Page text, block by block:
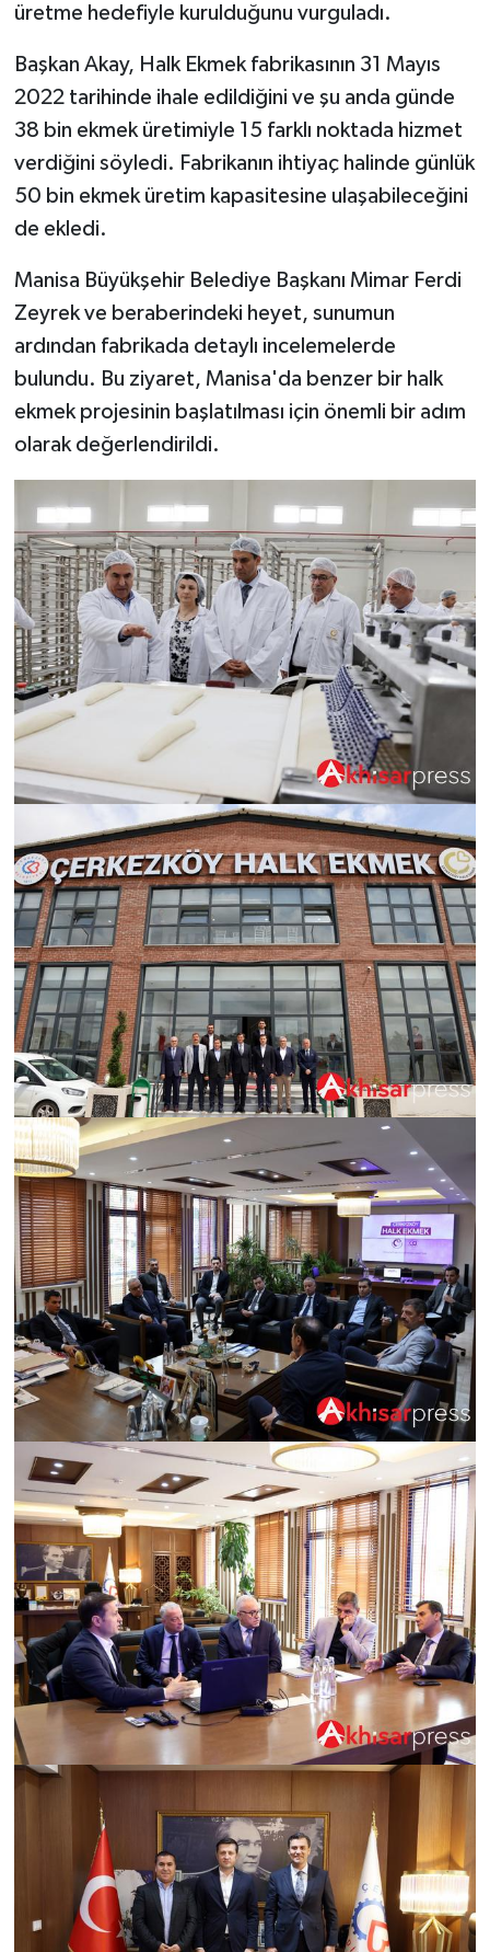
üretme hedefiyle kurulduğunu vurguladı.
Başkan Akay, Halk Ekmek fabrikasının 31 Mayıs
2022 tarihinde ihale edildiğini ve şu anda günde
38 bin ekmek üretimiyle 15 farklı noktada hizmet
verdiğini söyledi. Fabrikanın ihtiyaç halinde günlük
50 bin ekmek üretim kapasitesine ulaşabileceğini
de ekledi.
Manisa Büyükşehir Belediye Başkanı Mimar Ferdi
Zeyrek ve beraberindeki heyet, sunumun
ardından fabrikada detaylı incelemelerde
bulundu. Bu ziyaret, Manisa'da benzer bir halk
ekmek projesinin başlatılması için önemli bir adım
olarak değerlendirildi.